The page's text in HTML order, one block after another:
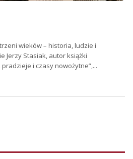
wieków – historia, ludzie i
Jerzy Stasiak, autor książki
i czasy nowożytne”,...